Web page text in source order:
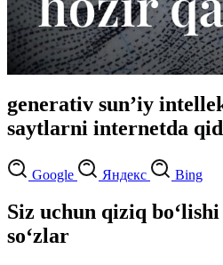
generativ sun’iy
saytlarni internetda
Google Яндекс Bing
Siz uchun qiziq
so‘zlar